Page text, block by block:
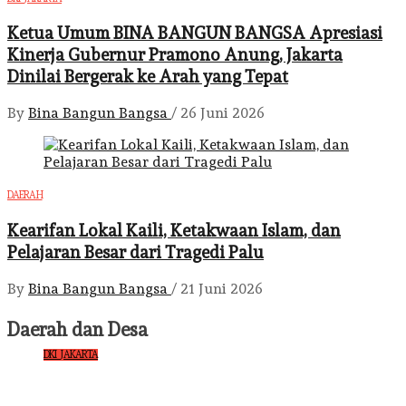
Ketua Umum BINA BANGUN BANGSA Apresiasi
Kinerja Gubernur Pramono Anung, Jakarta
Dinilai Bergerak ke Arah yang Tepat
By Bina Bangun Bangsa / 26 Juni 2026
DAERAH
Kearifan Lokal Kaili, Ketakwaan Islam, dan
Pelajaran Besar dari Tragedi Palu
By Bina Bangun Bangsa / 21 Juni 2026
Daerah dan Desa
DKI JAKARTA